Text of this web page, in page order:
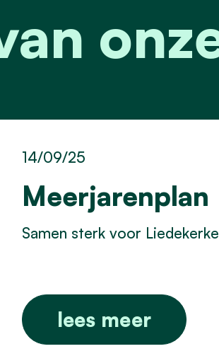
Meerjarenplan
14/09/25
Samen sterk voor
lees meer